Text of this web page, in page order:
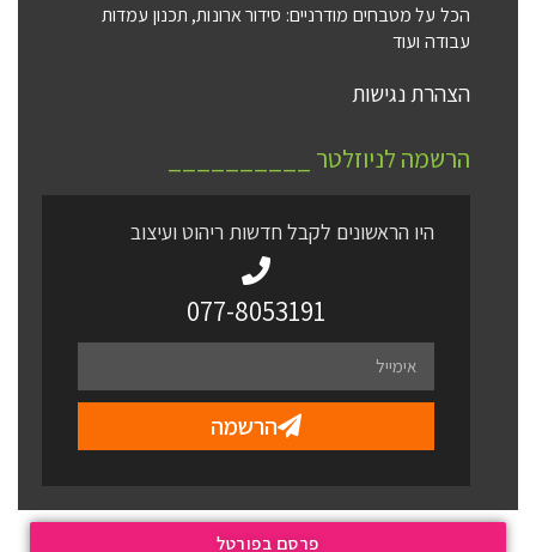
הכל על מטבחים מודרניים: סידור ארונות, תכנון עמדות
עבודה ועוד
הצהרת נגישות
הרשמה לניוזלטר __________
היו הראשונים לקבל חדשות ריהוט ועיצוב
077-8053191
הרשמה
פרסם בפורטל